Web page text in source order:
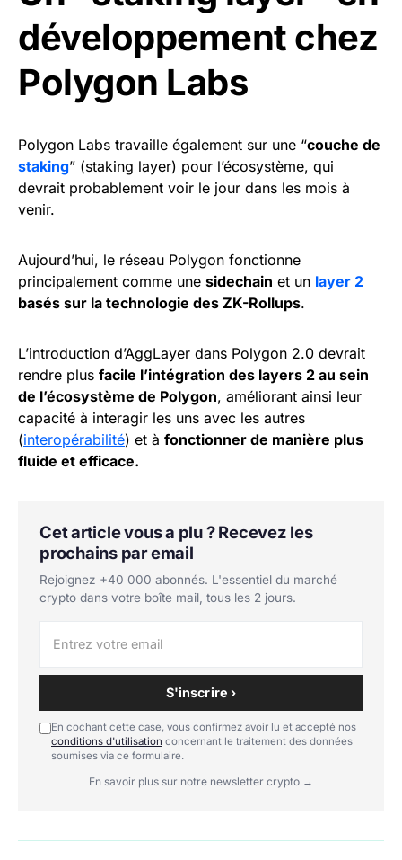
développement chez
Polygon Labs
Polygon Labs travaille également sur une “couche de
staking” (staking layer) pour l’écosystème, qui
devrait probablement voir le jour dans les mois à
venir.
Aujourd’hui, le réseau Polygon fonctionne
principalement comme une sidechain et un layer 2
basés sur la technologie des ZK-Rollups.
L’introduction d’AggLayer dans Polygon 2.0 devrait
rendre plus facile l’intégration des layers 2 au sein
de l’écosystème de Polygon, améliorant ainsi leur
capacité à interagir les uns avec les autres
(interopérabilité) et à fonctionner de manière plus
fluide et efficace.
Cet article vous a plu ? Recevez les
prochains par email
Rejoignez +40 000 abonnés. L'essentiel du marché
crypto dans votre boîte mail, tous les 2 jours.
S'inscrire ›
En cochant cette case, vous confirmez avoir lu et accepté nos
conditions d'utilisation concernant le traitement des données
soumises via ce formulaire.
En savoir plus sur notre newsletter crypto →